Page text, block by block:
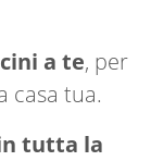
a te, per
casa tua.
tutta la